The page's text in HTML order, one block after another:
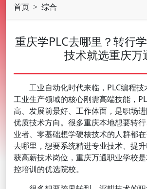
首页 综合
重庆学PLC去哪里？转行
技术就选重庆万
工业自动化时代来临，PLC编程技
工业生产领域的核心刚需高端技能，
高、发展前景好、工作体面，是职场
优质技术方向。很多重庆本地想要转
业者、零基础想学硬核技术的人群都
去哪里，想要系统精进专业技术、提
获高薪技术岗位，重庆万通职业学校
控培训的优选院校。